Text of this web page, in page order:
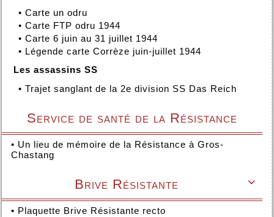
• Carte un odru
• Carte FTP odru 1944
• Carte 6 juin au 31 juillet 1944
• Légende carte Corrèze juin-juillet 1944
Les assassins SS
• Trajet sanglant de la 2e division SS Das Reich
Service de santé de la Résistance
• Un lieu de mémoire de la Résistance à Gros-
Chastang

Brive Résistante
• Plaquette Brive Résistante recto